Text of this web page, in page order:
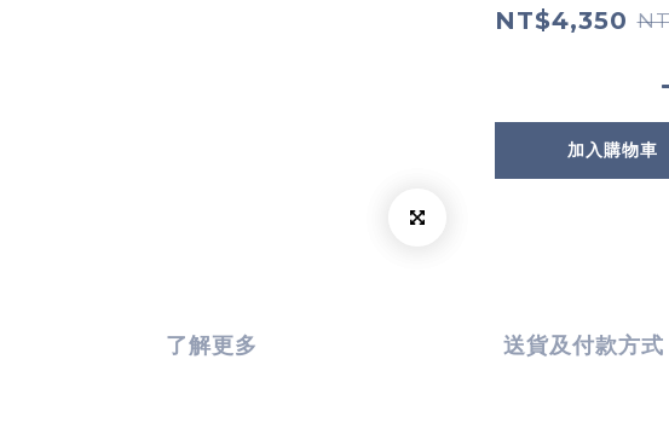
NT$4,350
加入購物車
了解更多 送貨及付款方式